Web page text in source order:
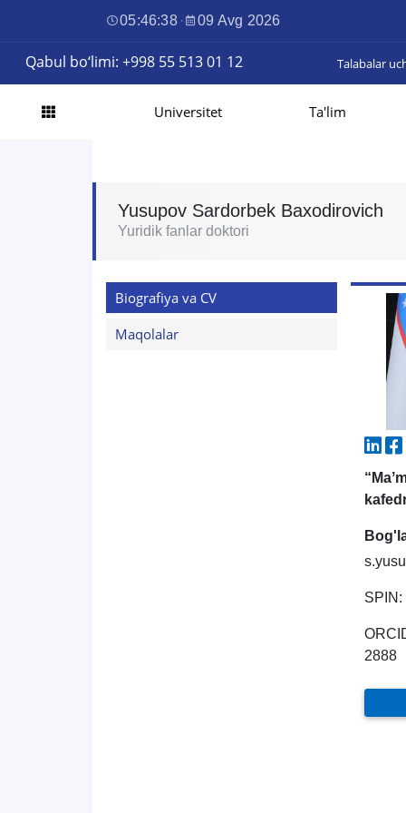
05:46:39 · 09 Avg 2026
Qabul bo‘limi: +998 55 513 01 12 Talabalar
Universitet Ta'lim
Yusupov Sardorbek Baxodirovich
Yuridik fanlar doktori
Biografiya va CV
Maqolalar
SPIN:
2888